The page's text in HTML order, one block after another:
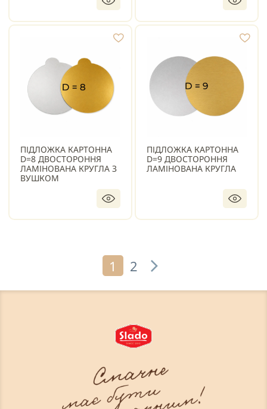
ПІДЛОЖКА КАРТОННА
D=8 ДВОСТОРОННЯ
ЛАМІНОВАНА КРУГЛА З
ВУШКОМ
ПІДЛОЖКА КАРТОННА
D=9 ДВОСТОРОННЯ
ЛАМІНОВАНА КРУГЛА
1 2